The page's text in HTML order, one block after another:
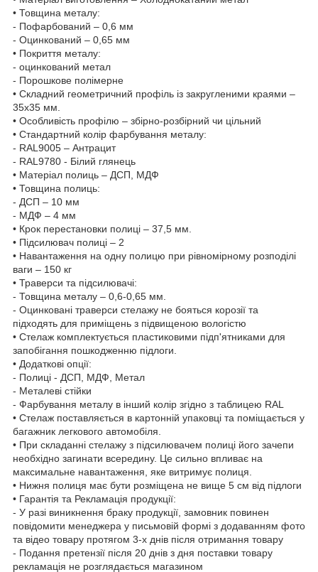
• Товщина металу:
- Пофарбований – 0,6 мм
- Оцинкований – 0,65 мм
• Покриття металу:
- оцинкований метал
- Порошкове полімерне
• Складний геометричний профіль із закругленими краями –
35х35 мм.
• Особливість профілю – збірно-розбірний чи цільний
• Стандартний колір фарбування металу:
- RAL9005 – Антрацит
- RAL9780 - Білий глянець
• Матеріал полиць – ДСП, МДФ
• Товщина полиць:
- ДСП – 10 мм
- МДФ – 4 мм
• Крок перестановки полиці – 37,5 мм.
• Підсилювач полиці – 2
• Навантаження на одну полицю при рівномірному розподілі
ваги – 150 кг
• Траверси та підсилювачі:
- Товщина металу – 0,6-0,65 мм.
- Оцинковані траверси стелажу не бояться корозії та
підходять для приміщень з підвищеною вологістю
• Стелаж комплектується пластиковими підп'ятниками для
запобігання пошкодженню підлоги.
• Додаткові опції:
- Полиці - ДСП, МДФ, Метал
- Металеві стійки
- Фарбування металу в інший колір згідно з таблицею RAL
• Стелаж поставляється в картонній упаковці та поміщається у
багажник легкового автомобіля.
• При складанні стелажу з підсилювачем полиці його зачепи
необхідно загинати всередину. Це сильно впливає на
максимальне навантаження, яке витримує полиця.
• Нижня полиця має бути розміщена не вище 5 см від підлоги
• Гарантія та Рекламація продукції:
- У разі виникнення браку продукції, замовник повинен
повідомити менеджера у письмовій формі з додаванням фото
та відео товару протягом 3-х днів після отримання товару
- Подання претензії після 20 днів з дня поставки товару
рекламація не розглядається магазином